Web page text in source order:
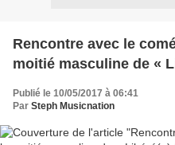
Rencontre avec le
moitié masculine de «
Publié le 10/05/2017 à 06:41
Par Steph Musicnation